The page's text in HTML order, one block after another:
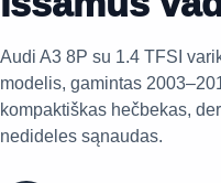
Audi A3 8P su 1.4 TFSI
modelis, gamintas
kompaktiškas hečbekas,
nedideles sąnaudas.